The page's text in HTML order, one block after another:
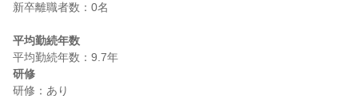
新卒離職者数：0名
平均勤続年数
研修
研修：あり